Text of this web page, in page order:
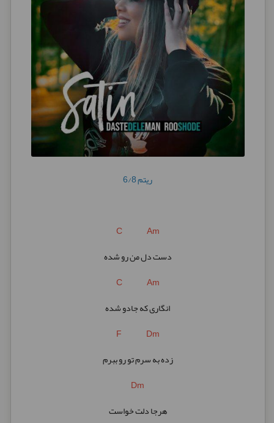
ریتم 6/8
C Am
دست دل من رو شده
C Am
انگاری که جادو شده
F Dm
زده به سرم تو رو ببرم
Dm
هرجا دلت خواست